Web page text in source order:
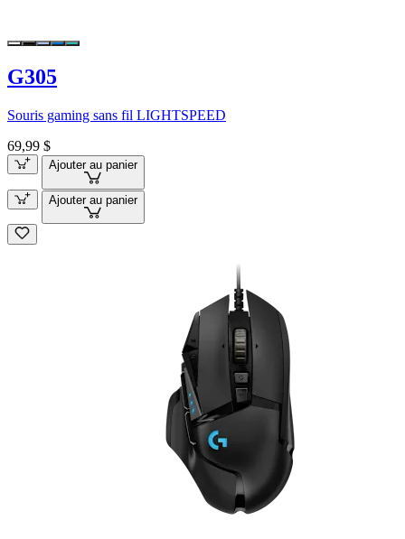
G305
Souris gaming sans fil LIGHTSPEED
69,99 $
Ajouter au panier
Ajouter au panier